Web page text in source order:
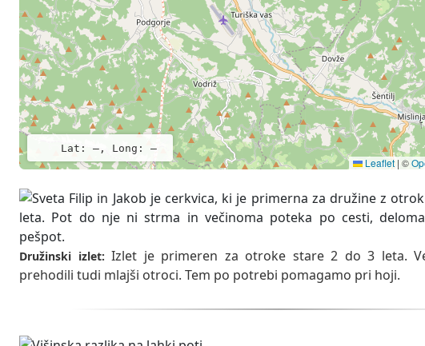
Lat: –, Long: –
Leaflet | ©
Družinski izlet: Izlet je primeren za otroke stare 2 do 3 leta.
prehodili tudi mlajši otroci. Tem po potrebi pomagamo pri hoji.